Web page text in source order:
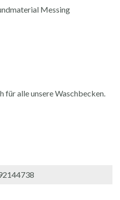
Messing
für alle unsere Waschbecken.